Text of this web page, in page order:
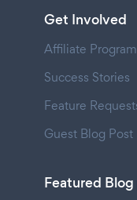
Get Involved
Affiliate Program
Success Stories
Feature
Guest Blog Post
Featured